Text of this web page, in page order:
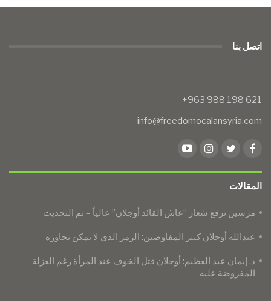
اتصل بنا
info@freedomocalansyria.com
المقالات
مرسين ترفع شعار “عاش القائد أوجلان” عالياً – تم التحديث
عبدالله أوجلان كبير المفاوضين: الرمز الذي لا يمكن تجاوزه
د. إيمان عبد العظيم: أوجلان قتل الخوف عند المرأة رغم العزلة
المفروضة عليه